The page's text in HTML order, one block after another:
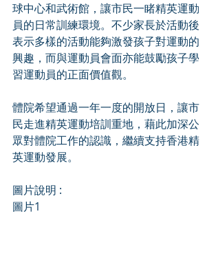
球中心和武術館，讓市民一睹精英運動
員的日常訓練環境。不少家長於活動後
表示多樣的活動能夠激發孩子對運動的
興趣，而與運動員會面亦能鼓勵孩子學
習運動員的正面價值觀。
體院希望通過一年一度的開放日，讓市
民走進精英運動培訓重地，藉此加深公
眾對體院工作的認識，繼續支持香港精
英運動發展。
圖片說明 :
圖片1